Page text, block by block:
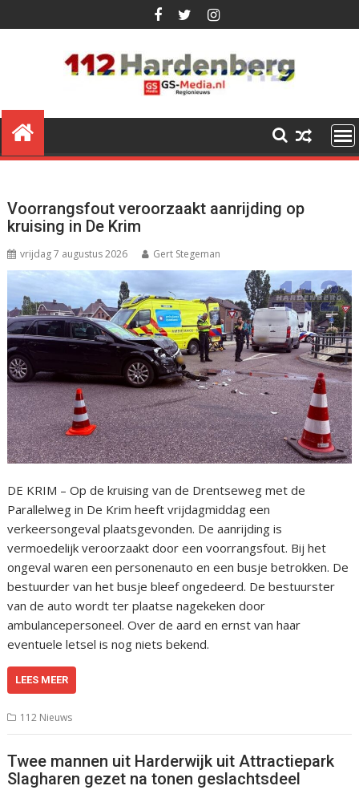
naar
Voorrangsfout veroorzaakt aanrijding op
kruising in De Krim
vrijdag 7 augustus 2026 Gert Stegeman
DE KRIM – Op de kruising van de Drentseweg met de
Parallelweg in De Krim heeft vrijdagmiddag een
verkeersongeval plaatsgevonden. De aanrijding is
vermoedelijk veroorzaakt door een voorrangsfout. Bij het
ongeval waren een personenauto en een busje betrokken. De
bestuurder van het busje bleef ongedeerd. De bestuurster
van de auto wordt ter plaatse nagekeken door
ambulancepersoneel. Over de aard en ernst van haar
eventuele letsel is nog niets bekend.
LEES MEER
112 Nieuws
Twee mannen uit Harderwijk uit Attractiepark
Slagharen gezet na tonen geslachtsdeel